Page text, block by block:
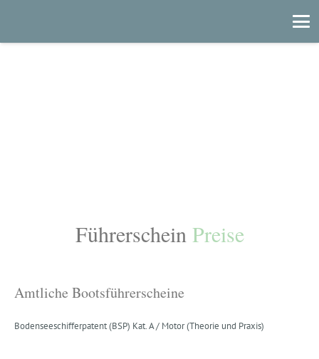
Führerschein Preise
Amtliche Bootsführerscheine
Bodenseeschifferpatent (BSP) Kat. A / Motor (Theorie und Praxis)